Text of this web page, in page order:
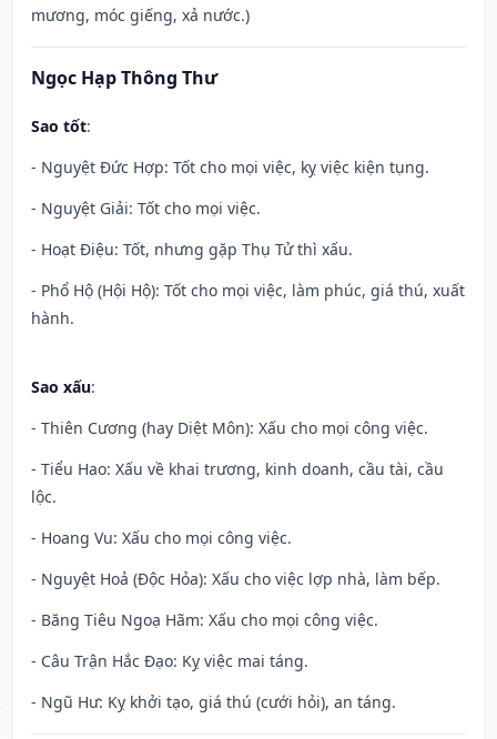
mương, móc giếng, xả nước.)
Ngọc Hạp Thông Thư
Sao tốt:
- Nguyệt Đức Hợp: Tốt cho mọi việc, kỵ việc kiện tụng.
- Nguyệt Giải: Tốt cho mọi việc.
- Hoạt Điệu: Tốt, nhưng gặp Thụ Tử thì xấu.
- Phổ Hộ (Hội Hộ): Tốt cho mọi việc, làm phúc, giá thú, xuất
hành.
Sao xấu:
- Thiên Cương (hay Diệt Môn): Xấu cho mọi công việc.
- Tiểu Hao: Xấu về khai trương, kinh doanh, cầu tài, cầu
lộc.
- Hoang Vu: Xấu cho mọi công việc.
- Nguyệt Hoả (Độc Hỏa): Xấu cho việc lợp nhà, làm bếp.
- Băng Tiêu Ngoạ Hãm: Xấu cho mọi công việc.
- Câu Trận Hắc Đạo: Kỵ việc mai táng.
- Ngũ Hư: Kỵ khởi tạo, giá thú (cưới hỏi), an táng.